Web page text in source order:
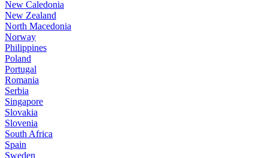
New Caledonia
New Zealand
North Macedonia
Norway
Philippines
Poland
Portugal
Romania
Serbia
Singapore
Slovakia
Slovenia
South Africa
Spain
Sweden